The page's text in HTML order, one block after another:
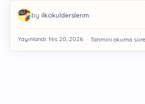
Gelişim